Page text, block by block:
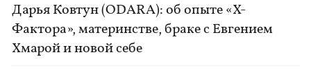
Дарья Ковтун (ODARA): об опыте «Х-
Фактора», материнстве, браке с Евгением
Хмарой и новой себе